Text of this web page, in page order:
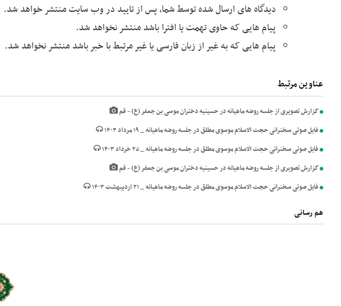
دیدگاه های ارسال شده توسط شما، پس از تایید در وب سایت منتشر خواهد شد.
پیام هایی که حاوی تهمت یا افترا باشد منتشر نخواهد شد.
پیام هایی که به غیر از زبان فارسی یا غیر مرتبط با خبر باشد منتشر نخواهد شد.
عناوین مرتبط
گزارش تصویری از جلسه روضه ماهیانه در حسینیه دختران موسی بن جعفر (ع) - قم
فایل صوتی سخنرانی حجت الاسلام موسوی مطلق در جلسه روضه ماهیانه _ ۱۹ مرداد ۱۴۰۳
فایل صوتی سخنرانی حجت الاسلام موسوی مطلق در جلسه روضه ماهیانه _ ۲۵ خرداد ۱۴۰۳
گزارش تصویری از جلسه روضه ماهیانه در حسینیه دختران موسی بن جعفر (ع) - قم
فایل صوتی سخنرانی حجت الاسلام موسوی مطلق در جلسه روضه ماهیانه _ ۲۱ اردیبهشت ۱۴۰۳
هم رسانی